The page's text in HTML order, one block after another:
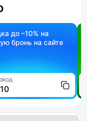
до –10% на
бронь на сайте